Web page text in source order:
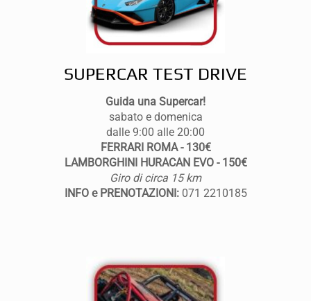
SUPERCAR TEST DRIVE
Guida una Supercar!
sabato e domenica
dalle 9:00 alle 20:00
FERRARI ROMA - 130€
LAMBORGHINI HURACAN EVO - 150€
Giro di circa 15 km
INFO e PRENOTAZIONI: 071 2210185